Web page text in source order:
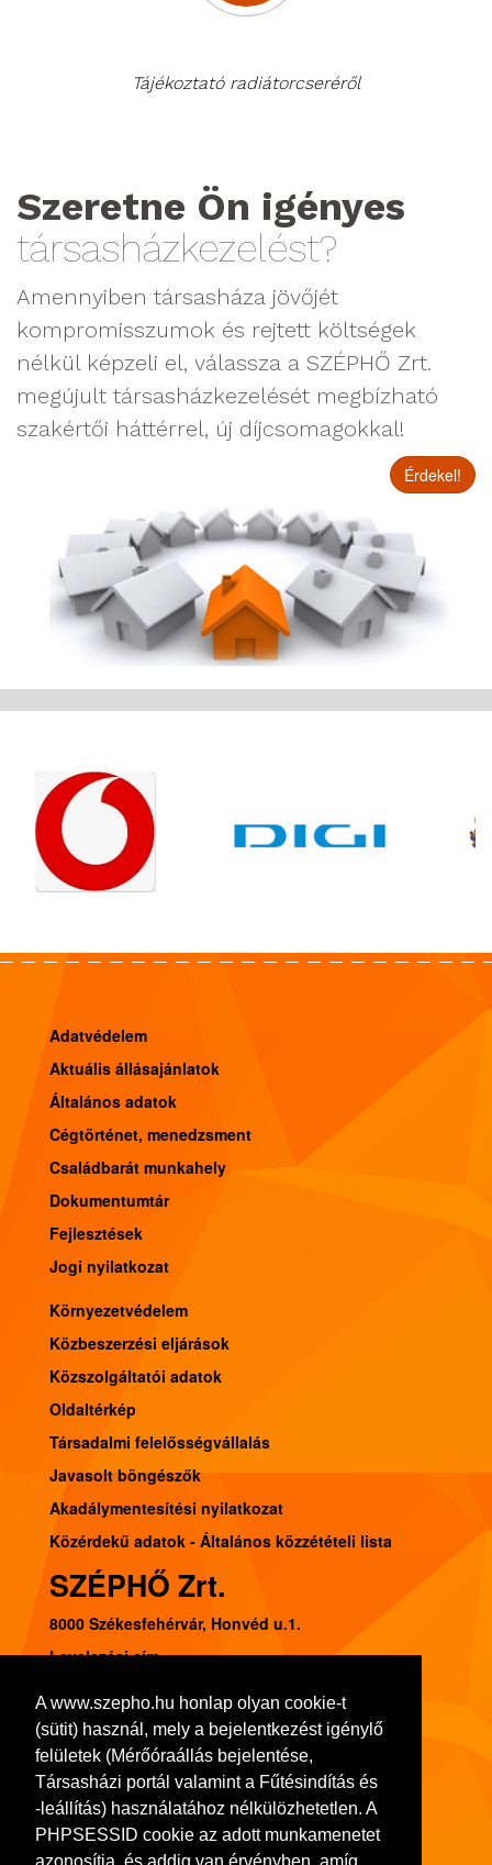
A www.szepho.hu honlap olyan cookie-t
(sütit) használ, mely a bejelentkezést igénylő
felületek (Mérőóraállás bejelentése,
Társasházi portál valamint a Fűtésindítás és
-leállítás) használatához nélkülözhetetlen. A
PHPSESSID cookie az adott munkamenetet
Tájékoztató radiátorcseréről
Szeretne Ön igényes
társasházkezelést?
Amennyiben társasháza jövőjét
kompromisszumok és rejtett költségek
nélkül képzeli el, válassza a SZÉPHŐ Zrt.
megújult társasházkezelését megbízható
szakértői háttérrel, új díjcsomagokkal!
Érdekel!
Partnereink
listája
Adatvédelem
Aktuális állásajánlatok
Általános adatok
Cégtörténet, menedzsment
Családbarát munkahely
Dokumentumtár
Fejlesztések
Jogi nyilatkozat
Környezetvédelem
Közbeszerzési eljárások
Közszolgáltatói adatok
Oldaltérkép
Társadalmi felelősségvállalás
Javasolt böngészők
Akadálymentesítési nyilatkozat
Közérdekű adatok - Általános közzétételi lista
SZÉPHŐ Zrt.
8000 Székesfehérvár, Honvéd u.1.
Levelezési cím:
Tel.: (22) 541-300, Fax: (22) 314-252
Adószám: 11103413-2-07
Bankszámlaszám: 10918001-00000036-72480008
Cégjegyzék szám: 07-10-001064